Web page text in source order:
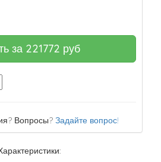
за 221772 руб
Вопросы? Задайте вопрос!